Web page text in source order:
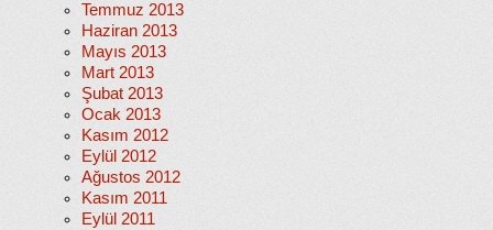
Temmuz 2013
Haziran 2013
Mayıs 2013
Mart 2013
Şubat 2013
Ocak 2013
Kasım 2012
Eylül 2012
Ağustos 2012
Kasım 2011
Eylül 2011